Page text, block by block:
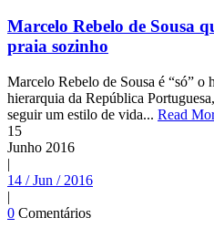
Marcelo Rebelo de Sousa
praia sozinho
Marcelo Rebelo de Sousa é “só” o
hierarquia da República
seguir um estilo de vida... Read
15
Junho 2016
|
14 / Jun / 2016
|
0 Comentários